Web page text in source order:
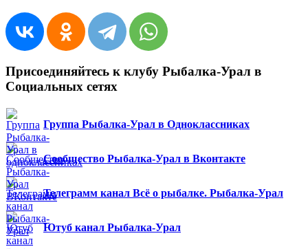
Присоединяйтесь к клубу Рыбалка-Урал в
Социальных сетях
Группа Рыбалка-Урал в Одноклассниках
Сообщество Рыбалка-Урал в Вконтакте
Телеграмм канал Всё о рыбалке. Рыбалка-Урал
Ютуб канал Рыбалка-Урал